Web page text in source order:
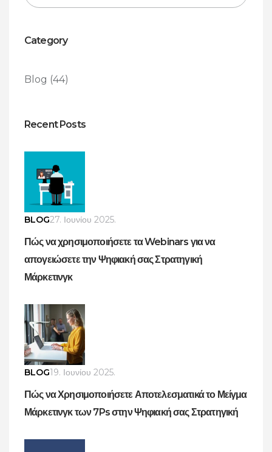
Category
Blog (44)
Recent Posts
BLOG27. Ιουνίου 2025.
Πώς να χρησιμοποιήσετε τα Webinars για να
απογειώσετε την Ψηφιακή σας Στρατηγική
Μάρκετινγκ
BLOG19. Ιουνίου 2025.
Πώς να Χρησιμοποιήσετε Αποτελεσματικά το Μείγμα
Μάρκετινγκ των 7Ps στην Ψηφιακή σας Στρατηγική